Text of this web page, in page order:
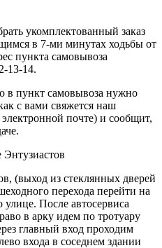
укомплектованный заказ
в 7-ми минутах ходьбы от
пункта самовывоза
13-14.
в пункт самовывоза нужно
с вами свяжется наш
почте) и сообщит,
(выход из стеклянных дверей
перехода перейти на
После автосервиса
в арку идем по тротуару
главный вход проходим
входа в соседнем здании